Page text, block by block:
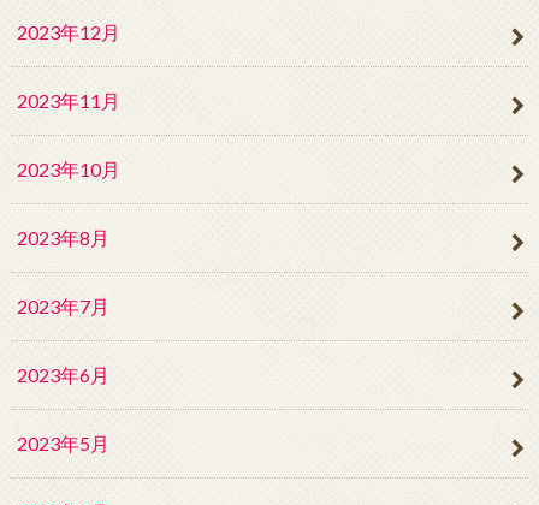
2023年12月
2023年11月
2023年10月
2023年8月
2023年7月
2023年6月
2023年5月